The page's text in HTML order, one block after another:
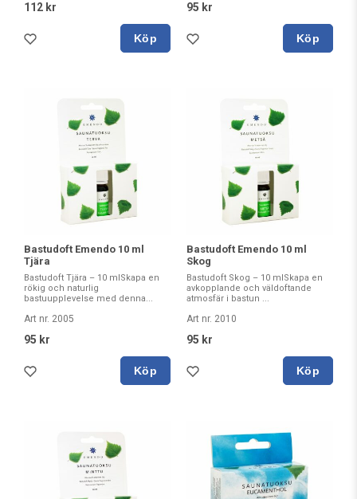
112 kr
Köp
95 kr
Köp
Bastudoft Emendo 10 ml
Tjära
Bastudoft Tjära – 10 mlSkapa en
rökig och naturlig
bastuupplevelse med denna...
Art nr. 2005
95 kr
Köp
Bastudoft Emendo 10 ml
Skog
Bastudoft Skog – 10 mlSkapa en
avkopplande och väldoftande
atmosfär i bastun ...
Art nr. 2010
95 kr
Köp